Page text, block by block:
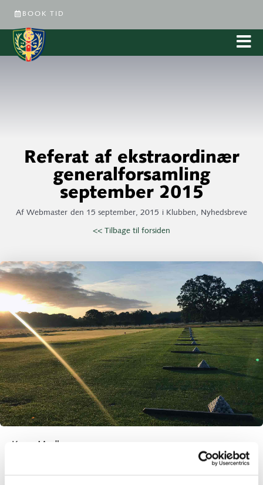
BOOK TID
Referat af ekstraordinær
generalforsamling
september 2015
Af Webmaster den 15 september, 2015 i Klubben, Nyhedsbreve
<< Tilbage til forsiden
Kære Medlemmer,
Den ekstraordinære generalforsamling blev afholdt